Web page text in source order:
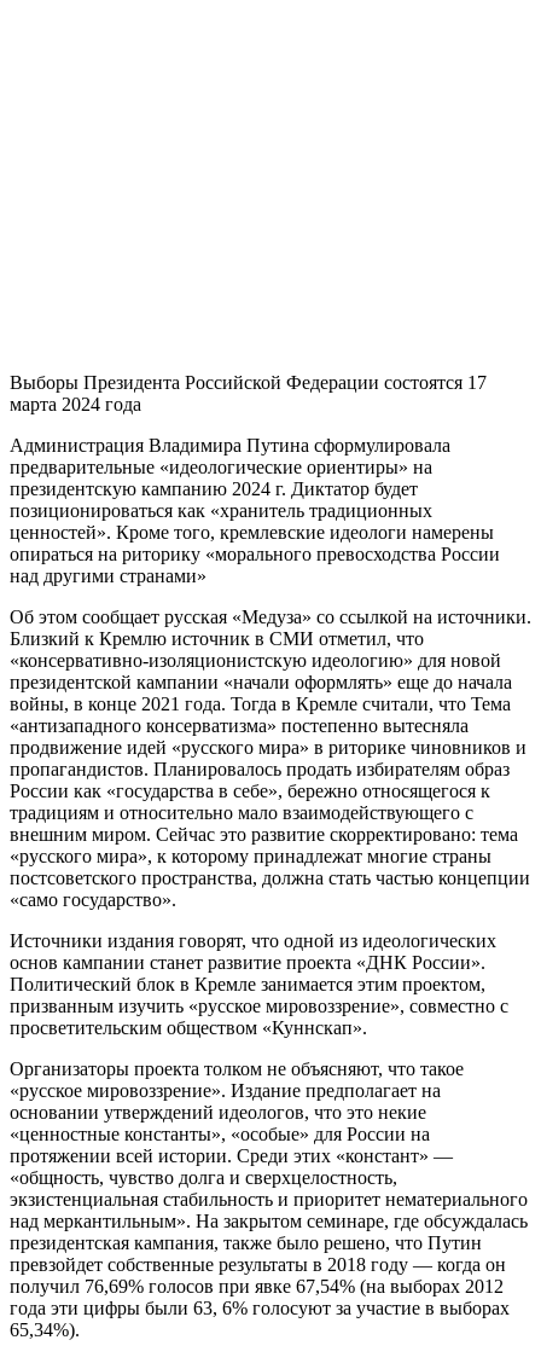
Выборы Президента Российской Федерации состоятся 17
марта 2024 года
Администрация Владимира Путина сформулировала
предварительные «идеологические ориентиры» на
президентскую кампанию 2024 г. Диктатор будет
позиционироваться как «хранитель традиционных
ценностей». Кроме того, кремлевские идеологи намерены
опираться на риторику «морального превосходства России
над другими странами»
Об этом сообщает русская «Медуза» со ссылкой на источники.
Близкий к Кремлю источник в СМИ отметил, что
«консервативно-изоляционистскую идеологию» для новой
президентской кампании «начали оформлять» еще до начала
войны, в конце 2021 года. Тогда в Кремле считали, что Тема
«антизападного консерватизма» постепенно вытесняла
продвижение идей «русского мира» в риторике чиновников и
пропагандистов. Планировалось продать избирателям образ
России как «государства в себе», бережно относящегося к
традициям и относительно мало взаимодействующего с
внешним миром. Сейчас это развитие скорректировано: тема
«русского мира», к которому принадлежат многие страны
постсоветского пространства, должна стать частью концепции
«само государство».
Источники издания говорят, что одной из идеологических
основ кампании станет развитие проекта «ДНК России».
Политический блок в Кремле занимается этим проектом,
призванным изучить «русское мировоззрение», совместно с
просветительским обществом «Куннскап».
Организаторы проекта толком не объясняют, что такое
«русское мировоззрение». Издание предполагает на
основании утверждений идеологов, что это некие
«ценностные константы», «особые» для России на
протяжении всей истории. Среди этих «констант» —
«общность, чувство долга и сверхцелостность,
экзистенциальная стабильность и приоритет нематериального
над меркантильным». На закрытом семинаре, где обсуждалась
президентская кампания, также было решено, что Путин
превзойдет собственные результаты в 2018 году — когда он
получил 76,69% ​​голосов при явке 67,54% (на выборах 2012
года эти цифры были 63, 6% голосуют за участие в выборах
65,34%).